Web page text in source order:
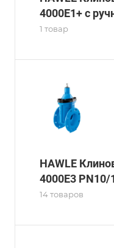
4000E1+ с
1 товар
HAWLE
4000E3 PN10/
14 товаров